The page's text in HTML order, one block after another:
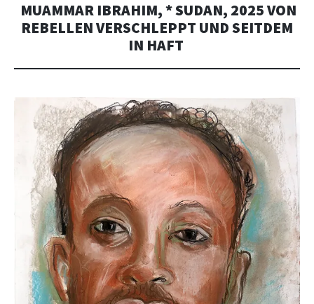
MUAMMAR IBRAHIM, * SUDAN, 2025 VON
REBELLEN VERSCHLEPPT UND SEITDEM
IN HAFT